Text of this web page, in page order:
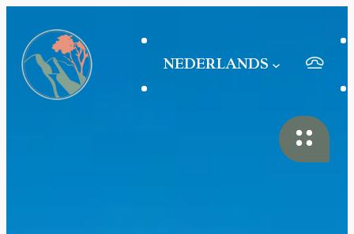
NEDERLANDS